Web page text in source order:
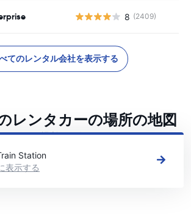
8 (2409)
てのレンタル会社を表示する
レンタカーの場所の地図
タカーの場所をご覧ください
Station
表示する